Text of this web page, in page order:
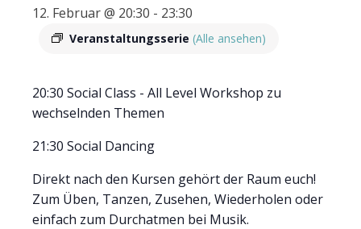
12. Februar @ 20:30 - 23:30
Veranstaltungsserie (Alle ansehen)
20:30 Social Class - All Level Workshop zu
wechselnden Themen
21:30 Social Dancing
Direkt nach den Kursen gehört der Raum euch!
Zum Üben, Tanzen, Zusehen, Wiederholen oder
einfach zum Durchatmen bei Musik.